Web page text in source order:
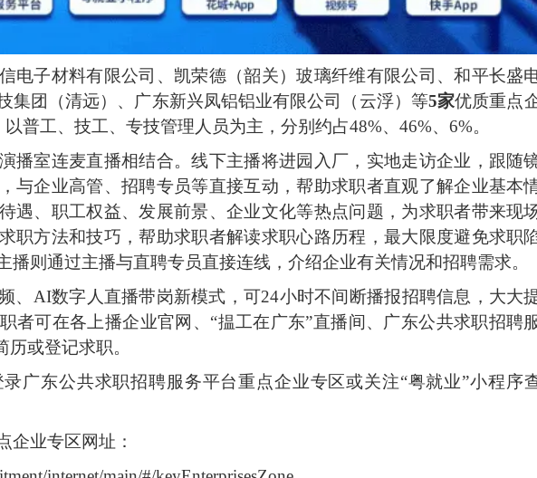
电子材料有限公司、凯荣德（韶关）玻璃纤维有限公司、和平长盛
集团（清远）、广东新兴凤铝铝业有限公司（云浮）等5家优质重点
以普工、技工、专技管理人员为主，分别约占48%、46%、6%。
播室连麦直播相结合。线下主播将进园入厂，实地走访企业，跟随
与企业高管、招聘专员等直接互动，帮助求职者直观了解企业基本
遇、职工权益、发展前景、企业文化等热点问题，为求职者带来现
职方法和技巧，帮助求职者解读求职心路历程，最大限度避免求职
播则通过主播与直聘专员直接连线，介绍企业有关情况和招聘需求。
、AI数字人直播带岗新模式，可24小时不间断播报招聘信息，大大
者可在各上播企业官网、“揾工在广东”直播间、广东公共求职招聘
或登记求职。
广东公共求职招聘服务平台重点企业专区或关注“粤就业”小程序
企业专区网址：